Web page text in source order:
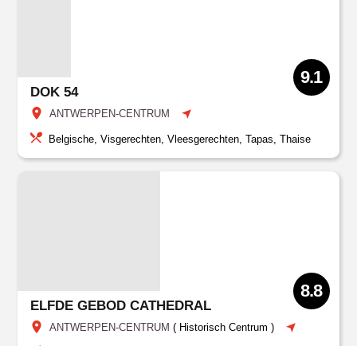
DOK 54
ANTWERPEN-CENTRUM
9.1
Belgische, Visgerechten, Vleesgerechten, Tapas, Thaise
ELFDE GEBOD CATHEDRAL
ANTWERPEN-CENTRUM ( Historisch Centrum )
8.8